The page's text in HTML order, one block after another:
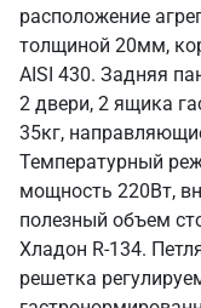
расположение
толщиной 20мм,
AISI 430. Задняя
2 двери, 2 ящика
35кг,
Температурный
мощность 220Вт,
полезный объем
Хладон R-134.
решетка